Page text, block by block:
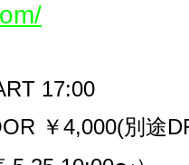
17:00
￥4,000(別途